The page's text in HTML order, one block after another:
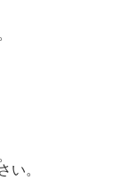
い。